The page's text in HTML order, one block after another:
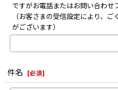
ですがお電話またはお問い合わせ
（お客さまの受信設定により、
がございます）
件名 [必須]